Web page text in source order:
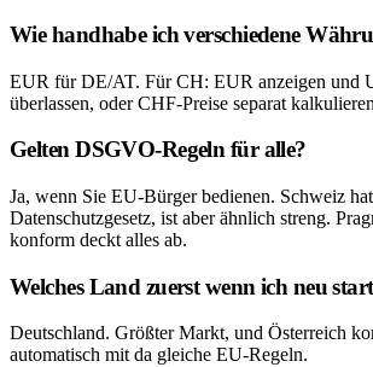
Wie handhabe ich verschiedene
EUR für DE/AT. Für CH: EUR anzeigen und
überlassen, oder CHF-Preise separat
Gelten DSGVO-Regeln für alle?
Ja, wenn Sie EU-Bürger bedienen. Schweiz
Datenschutzgesetz, ist aber ähnlich streng.
konform deckt alles ab.
Welches Land zuerst wenn ich neu
Deutschland. Größter Markt, und Österreich
automatisch mit da gleiche EU-Regeln.